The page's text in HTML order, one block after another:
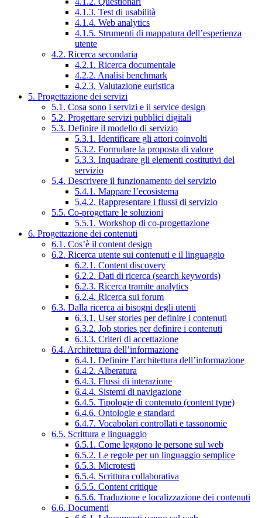
4.1.3. Test di usabilità
4.1.4. Web analytics
4.1.5. Strumenti di mappatura dell’esperienza
utente
4.2. Ricerca secondaria
4.2.1. Ricerca documentale
4.2.2. Analisi benchmark
4.2.3. Valutazione euristica
5. Progettazione dei servizi
5.1. Cosa sono i servizi e il service design
5.2. Progettare servizi pubblici digitali
5.3. Definire il modello di servizio
5.3.1. Identificare gli attori coinvolti
5.3.2. Formulare la proposta di valore
5.3.3. Inquadrare gli elementi costitutivi del
servizio
5.4. Descrivere il funzionamento del servizio
5.4.1. Mappare l’ecosistema
5.4.2. Rappresentare i flussi di servizio
5.5. Co-progettare le soluzioni
5.5.1. Workshop di co-progettazione
6. Progettazione dei contenuti
6.1. Cos’è il content design
6.2. Ricerca utente sui contenuti e il linguaggio
6.2.1. Content discovery
6.2.2. Dati di ricerca (search keywords)
6.2.3. Ricerca tramite analytics
6.2.4. Ricerca sui forum
6.3. Dalla ricerca ai bisogni degli utenti
6.3.1. User stories per definire i contenuti
6.3.2. Job stories per definire i contenuti
6.3.3. Criteri di accettazione
6.4. Architettura dell’informazione
6.4.1. Definire l’architettura dell’informazione
6.4.2. Alberatura
6.4.3. Flussi di interazione
6.4.4. Sistemi di navigazione
6.4.5. Tipologie di contenuto (content type)
6.4.6. Ontologie e standard
6.4.7. Vocabolari controllati e tassonomie
6.5. Scrittura e linguaggio
6.5.1. Come leggono le persone sul web
6.5.2. Le regole per un linguaggio semplice
6.5.3. Microtesti
6.5.4. Scrittura collaborativa
6.5.5. Content critique
6.5.6. Traduzione e localizzazione dei contenuti
6.6. Documenti